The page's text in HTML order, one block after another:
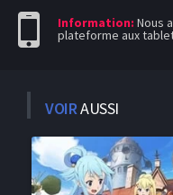
Information: Nous
plateforme aux
VOIRAUSSI